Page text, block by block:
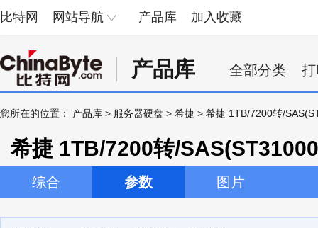
比特网 网站导航 产品库 加入收藏
产品库 全部分类
您所在的位置： 产品库 > 服务器硬盘 > 希捷 > 希捷 1TB/7200转/
希捷 1TB/7200转/
综合 参数 图片